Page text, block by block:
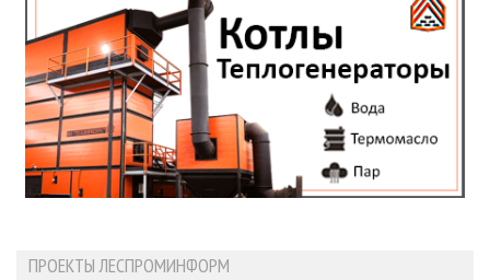
ПРОЕКТЫ ЛЕСПРОМИНФОРМ